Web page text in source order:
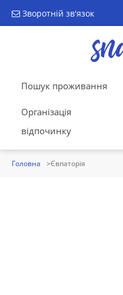
Зворотній зв'язок
Пошук проживання
Організація
відпочинку
Головна Євпаторія